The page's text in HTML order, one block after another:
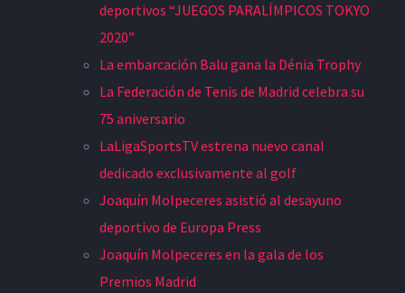
deportivos “JUEGOS PARALÍMPICOS TOKYO
2020”
La embarcación Balu gana la Dénia Trophy
La Federación de Tenis de Madrid celebra su
75 aniversario
LaLigaSportsTV estrena nuevo canal
dedicado exclusivamente al golf
Joaquín Molpeceres asistió al desayuno
deportivo de Europa Press
Joaquín Molpeceres en la gala de los
Premios Madrid